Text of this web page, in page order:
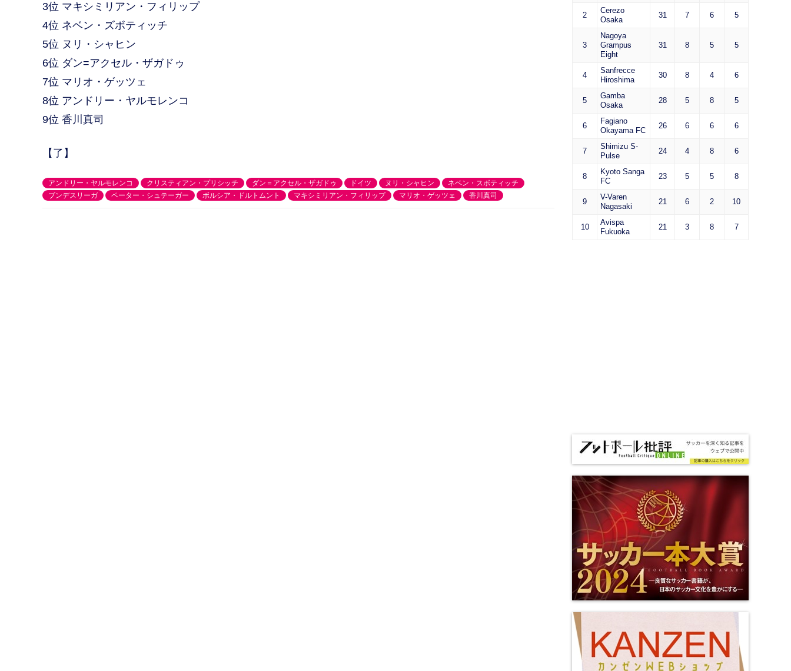
3位 マキシミリアン・フィリップ
4位 ネベン・ズボティッチ
5位 ヌリ・シャヒン
6位 ダン=アクセル・ザガドゥ
7位 マリオ・ゲッツェ
8位 アンドリー・ヤルモレンコ
9位 香川真司
【了】
アンドリー・ヤルモレンコ クリスティアン・プリシッチ ダン＝アクセル・ザガドゥ ドイツ ヌリ・シャヒン
ネベン・スボティッチ
ブンデスリーガ
ペーター・シュテーガー ボルシア・ドルトムント マキシミリアン・フィリップ マリオ・ゲッツェ 香川真司
2
Cerezo
Osaka
31 7 6 5
3
Nagoya
Grampus
Eight
31 8 5 5
4
Sanfrecce
Hiroshima
30 8 4 6
5
Gamba
Osaka
28 5 8 5
6
Fagiano
Okayama FC
26 6 6 6
7
Shimizu S-
Pulse
24 4 8 6
8
Kyoto Sanga
FC
23 5 5 8
9
V-Varen
Nagasaki
21 6 2 10
10
Avispa
Fukuoka
21 3 8 7